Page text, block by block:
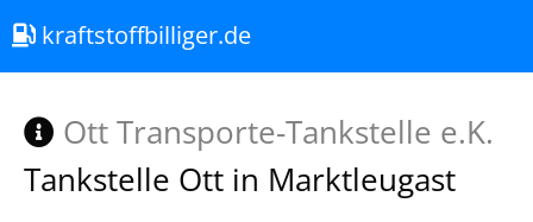
kraftstoffbilliger.de
Ott Transporte-Tankstelle e.K.
Tankstelle Ott in Marktleugast